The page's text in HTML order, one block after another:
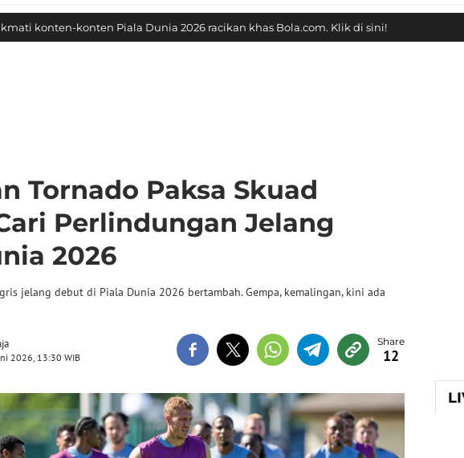
konten-konten Piala Dunia 2026 racikan khas Bola.com. Klik di sini!
Tornado Paksa Skuad
Perlindungan Jelang
2026
jelang debut di Piala Dunia 2026 bertambah. Gempa, kemalingan, kini ada
2026, 13:30 WIB 12